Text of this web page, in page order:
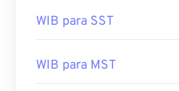
WIB para SST
WIB para MST